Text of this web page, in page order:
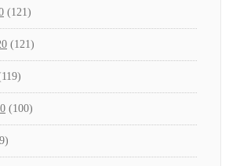
(121)
(121)
(100)